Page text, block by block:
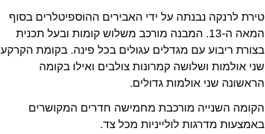
טירת לרנקה נבנתה על ידי האבירים ההוספיטלרים בסוף
המאה ה-13. המבנה מורכב משלוש קומות ובעל תכנית
בצורת ריבוע עם מגדלים עגולים בכל פינה. בקומת הקרקע
שני אולמות ושלושה קמרונות צולבים ואילו בקומה
הראשונה שני אולמות גדולים.
הקומה השנייה מורכבת מחמישה חדרים המקושרים
באמצעות מדרגות לולייניות מכל צד.